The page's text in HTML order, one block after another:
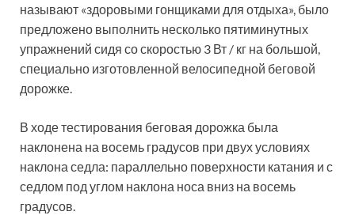
называют «здоровыми гонщиками для отдыха», было
предложено выполнить несколько пятиминутных
упражнений сидя со скоростью 3 Вт / кг на большой,
специально изготовленной велосипедной беговой
дорожке.
В ходе тестирования беговая дорожка была
наклонена на восемь градусов при двух условиях
наклона седла: параллельно поверхности катания и с
седлом под углом наклона носа вниз на восемь
градусов.